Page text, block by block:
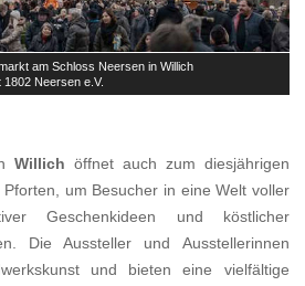
am Schloss Neersen in Willich
Neersen e.V.
Willich öffnet auch zum diesjährigen
Pforten, um Besucher in eine Welt voller
Geschenkideen und köstlicher
Die Aussteller und Ausstellerinnen
und bieten eine vielfältige